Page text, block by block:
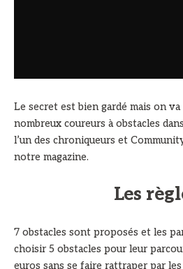
Le secret est bien gardé mais on
nombreux coureurs à obstacles
l’un des chroniqueurs et
notre magazine.
Les
7 obstacles sont proposés et les
choisir 5 obstacles pour leur
euros sans se faire rattraper par